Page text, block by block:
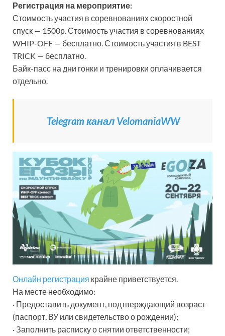
Регистрация на мероприятие:
Стоимость участия в соревнованиях скоростной
спуск — 1500р. Стоимость участия в соревнованиях
WHIP-OFF — бесплатно. Стоимость участия в BEST
TRICK — бесплатно.
Байк-пасс на дни гонки и тренировки оплачивается
отдельно.
Telegram канал VelomaniaWW
Онлайн регистрация крайне приветствуется.
На месте необходимо:
· Предоставить документ, подтверждающий возраст
(паспорт, ВУ или свидетельство о рождении);
· Заполнить расписку о снятии ответственности;